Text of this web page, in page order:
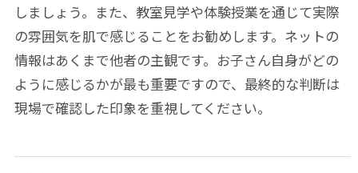
しましょう。また、教室見学や体験授業を通じて実際
の雰囲気を肌で感じることをお勧めします。ネットの
情報はあくまで他者の主観です。お子さん自身がどの
ように感じるかが最も重要ですので、最終的な判断は
現場で確認した印象を重視してください。